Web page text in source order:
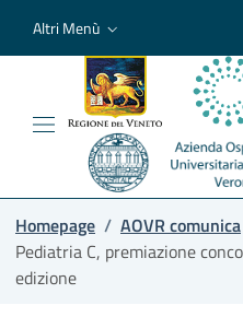
Altri Menù
Homepage / AOVR comunica
Pediatria C, premiazione
edizione